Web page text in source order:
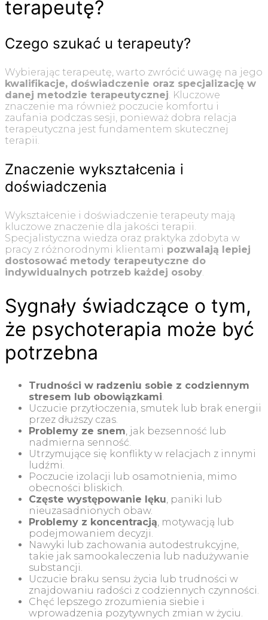
terapeutę?
Czego szukać u terapeuty?
Wybierając terapeutę, warto zwrócić uwagę na jego
kwalifikacje, doświadczenie oraz specjalizację w
danej metodzie terapeutycznej. Kluczowe
znaczenie ma również poczucie komfortu i
zaufania podczas sesji, ponieważ dobra relacja
terapeutyczna jest fundamentem skutecznej
terapii.
Znaczenie wykształcenia i
doświadczenia
Wykształcenie i doświadczenie terapeuty mają
kluczowe znaczenie dla jakości terapii.
Specjalistyczna wiedza oraz praktyka zdobyta w
pracy z różnorodnymi klientami pozwalają lepiej
dostosować metody terapeutyczne do
indywidualnych potrzeb każdej osoby.
Sygnały świadczące o tym,
że psychoterapia może być
potrzebna
Trudności w radzeniu sobie z codziennym
stresem lub obowiązkami.
Uczucie przytłoczenia, smutek lub brak energii
przez dłuższy czas.
Problemy ze snem, jak bezsenność lub
nadmierna senność.
Utrzymujące się konflikty w relacjach z innymi
ludźmi.
Poczucie izolacji lub osamotnienia, mimo
obecności bliskich.
Częste występowanie lęku, paniki lub
nieuzasadnionych obaw.
Problemy z koncentracją, motywacją lub
podejmowaniem decyzji.
Nawyki lub zachowania autodestrukcyjne,
takie jak samookaleczenia lub nadużywanie
substancji.
Uczucie braku sensu życia lub trudności w
znajdowaniu radości z codziennych czynności.
Chęć lepszego zrozumienia siebie i
wprowadzenia pozytywnych zmian w życiu.